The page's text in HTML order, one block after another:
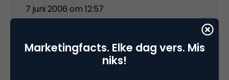
7 juni 2006 om 12:57
Marketingfacts. Elke dag vers. Mis
niks!